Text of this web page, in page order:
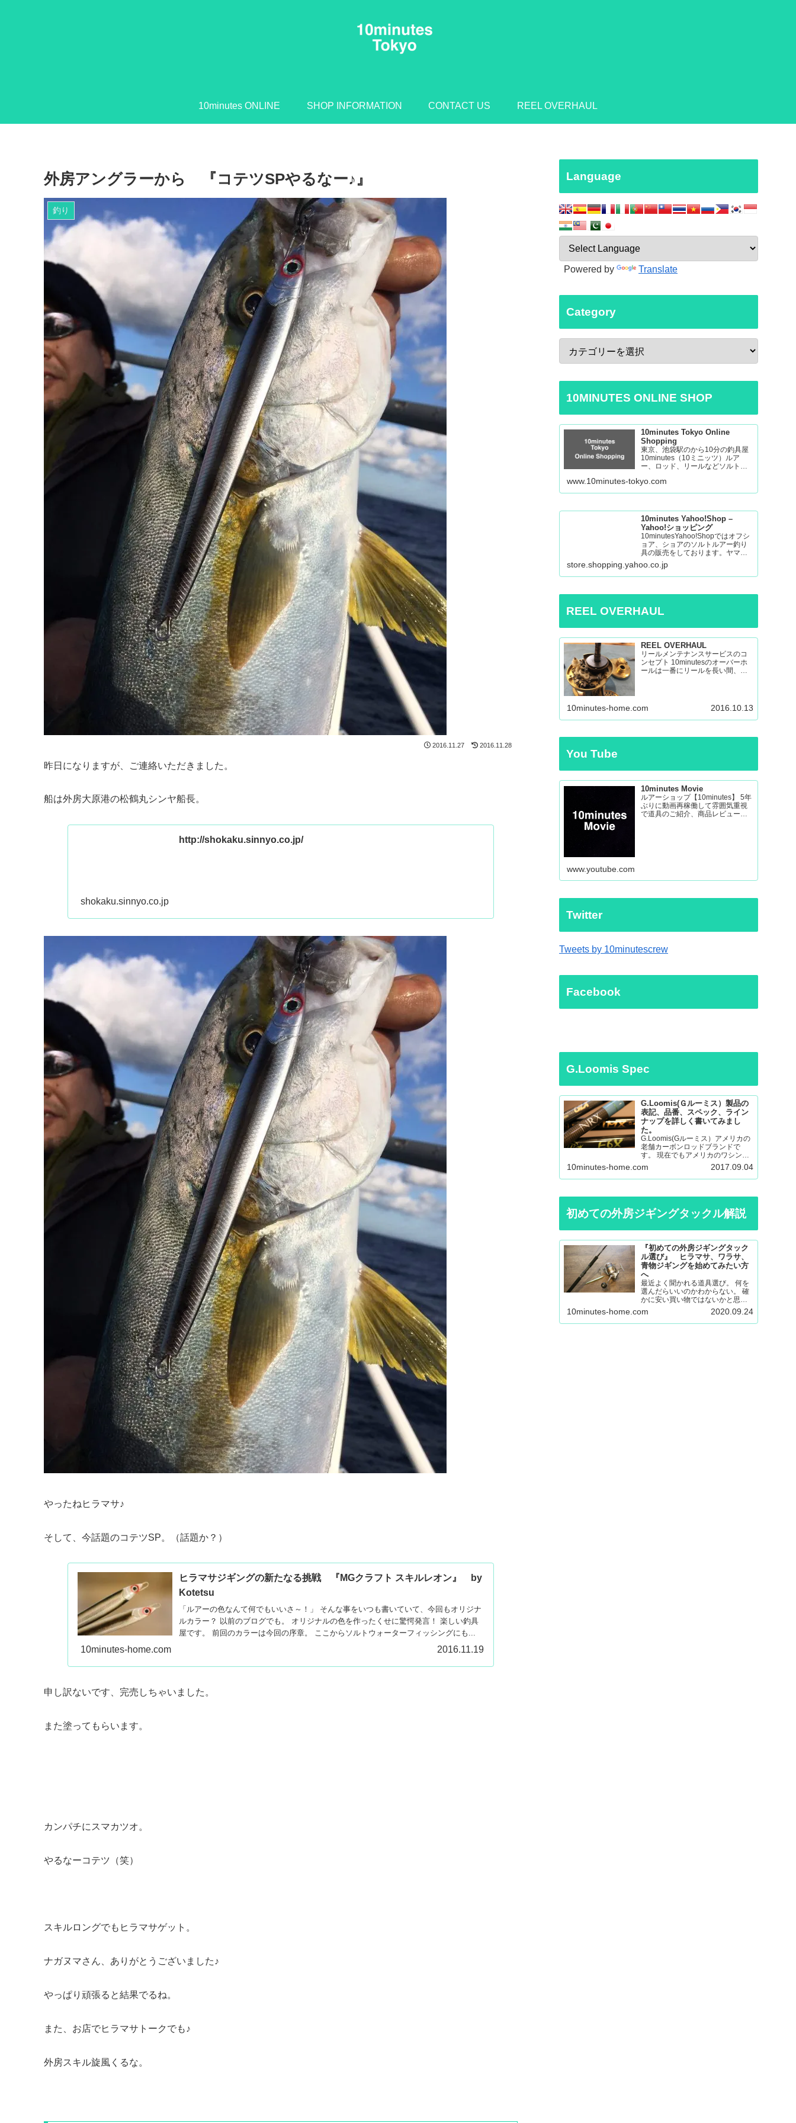
10minutes ONLINE SHOP INFORMATION CONTACT US REEL OVERHAUL
外房アングラーから 『コテツSPやるなー♪』
釣り
2016.11.27 2016.11.28
昨日になりますが、ご連絡いただきました。
船は外房大原港の松鶴丸シンヤ船長。
http://shokaku.sinnyo.co.jp/
shokaku.sinnyo.co.jp
やったねヒラマサ♪
そして、今話題のコテツSP。（話題か？）
ヒラマサジギングの新たなる挑戦 『MGクラフト スキルレオン』 by
Kotetsu
「ルアーの色なんて何でもいいさ～！」 そんな事をいつも書いていて、今回もオリジナ
ルカラー？ 以前のブログでも。 オリジナルの色を作ったくせに驚愕発言！ 楽しい釣具
屋です。 前回のカラーは今回の序章。 ここからソルトウォーターフィッシングにも...
10minutes-home.com 2016.11.19
申し訳ないです、完売しちゃいました。
また塗ってもらいます。
カンパチにスマカツオ。
やるなーコテツ（笑）
スキルロングでもヒラマサゲット。
ナガヌマさん、ありがとうございました♪
やっぱり頑張ると結果でるね。
また、お店でヒラマサトークでも♪
外房スキル旋風くるな。
Language
Powered by Translate
Category
10MINUTES ONLINE SHOP
10minutes Tokyo Online
Shopping
東京、池袋駅のから10分の釣具屋
10minutes（10ミニッツ）ルア
ー、ロッド、リールなどソルトゲ
えております。 Fishing Tackle
Shop in Tokyo Ikebukuro
www.10minutes-tokyo.com
10minutes Yahoo!Shop –
Yahoo!ショッピング
10minutesYahoo!Shopではオフシ
ョア、ショアのソルトルアー釣り
具の販売をしております。ヤマガ
ブランクス、ネイチャーボーイ
ズ、パッションズ、マシオな
ど:10minutes Yahoo!Shop – 通販 –
store.shopping.yahoo.co.jp
REEL OVERHAUL
REEL OVERHAUL
リールメンテナンスサービスのコ
ンセプト 10minutesのオーバーホ
ールは一番にリールを長い間、い
ルの原因はケミカルの劣化による
パーツの保護機能の...
10minutes-home.com 2016.10.13
You Tube
10minutes Movie
ルアーショップ【10minutes】 5年
ぶりに動画再稼働して雰囲気重視
で道具のご紹介、商品レビューか
www.youtube.com
Twitter
Tweets by 10minutescrew
Facebook
G.Loomis Spec
G.Loomis(Ｇルーミス）製品の
表記、品番、スペック、ライン
ナップを詳しく書いてみまし
た。
G.Loomis(Gルーミス）アメリカの
老舗カーボンロッドブランドで
す。 現在でもアメリカのワシント
ン州の工場で生産されているmade
in ＵＳＡのロッドになります。 フ
ライロッド、バスロッド、、サー
ウォール…
10minutes-home.com 2017.09.04
初めての外房ジギングタックル解説
『初めての外房ジギングタック
ル選び』 ヒラマサ、ワラサ、
青物ジギングを始めてみたい方
へ
最近よく聞かれる道具選び。 何を
選んだらいいのかわからない。 確
かに安い買い物ではないかと思い
ますので不安も大きいと思いま
す。 調べても色々な意見があると
思うので更に悩んでしまったり。
10minutes-home.com 2020.09.24